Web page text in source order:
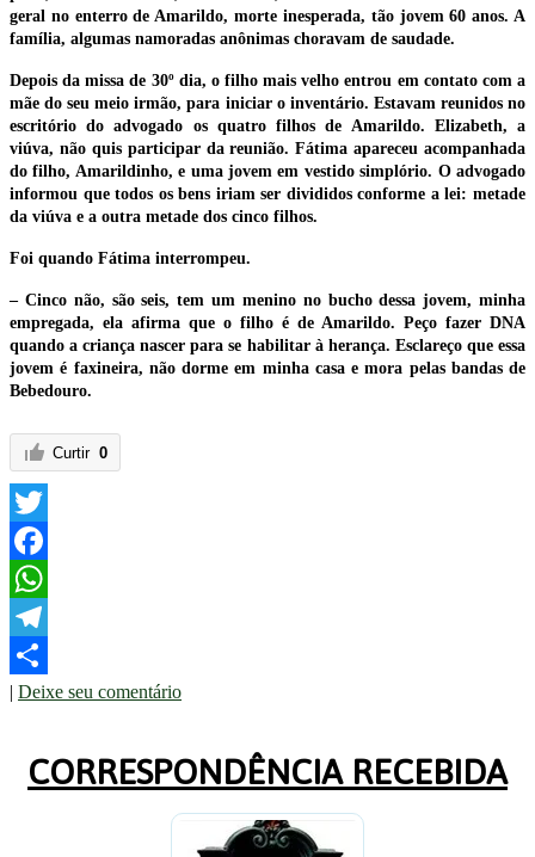
geral no enterro de Amarildo, morte inesperada, tão jovem 60 anos. A
família, algumas namoradas anônimas choravam de saudade.
Depois da missa de 30º dia, o filho mais velho entrou em contato com a
mãe do seu meio irmão, para iniciar o inventário. Estavam reunidos no
escritório do advogado os quatro filhos de Amarildo. Elizabeth, a
viúva, não quis participar da reunião. Fátima apareceu acompanhada
do filho, Amarildinho, e uma jovem em vestido simplório. O advogado
informou que todos os bens iriam ser divididos conforme a lei: metade
da viúva e a outra metade dos cinco filhos.
Foi quando Fátima interrompeu.
– Cinco não, são seis, tem um menino no bucho dessa jovem, minha
empregada, ela afirma que o filho é de Amarildo. Peço fazer DNA
quando a criança nascer para se habilitar à herança. Esclareço que essa
jovem é faxineira, não dorme em minha casa e mora pelas bandas de
Bebedouro.
Curtir 0
Twitter
Facebook
WhatsApp
Telegram
Share
Deixe seu comentário
CORRESPONDÊNCIA RECEBIDA